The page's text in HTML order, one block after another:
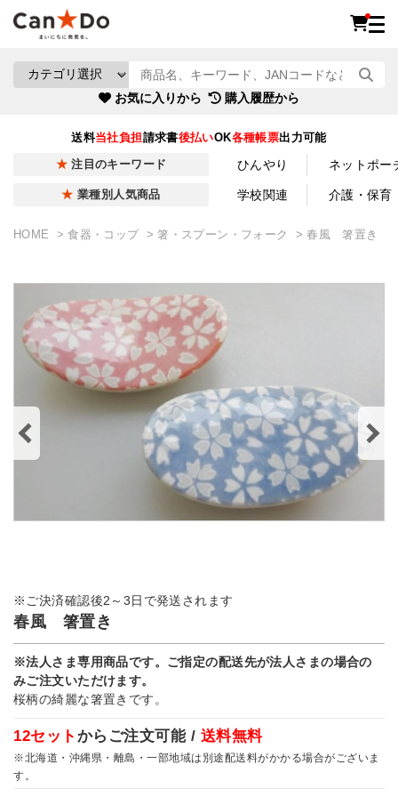
お気に入りから 購入履歴から
送料当社負担請求書後払いOK各種帳票出力可能
注目のキーワード ひんやり ネットポー
業種別人気商品 学校関連 介護・保育
HOME 食器・コップ 箸・スプーン・フォーク 春風 箸置き
※ご決済確認後2～3日で発送されます
春風 箸置き
※法人さま専用商品です。ご指定の配送先が法人さまの場合の
みご注文いただけます。
桜柄の綺麗な箸置きです。
12セット からご注文可能 / 送料無料
※北海道・沖縄県・離島・一部地域は別途配送料がかかる場合がございま
す。